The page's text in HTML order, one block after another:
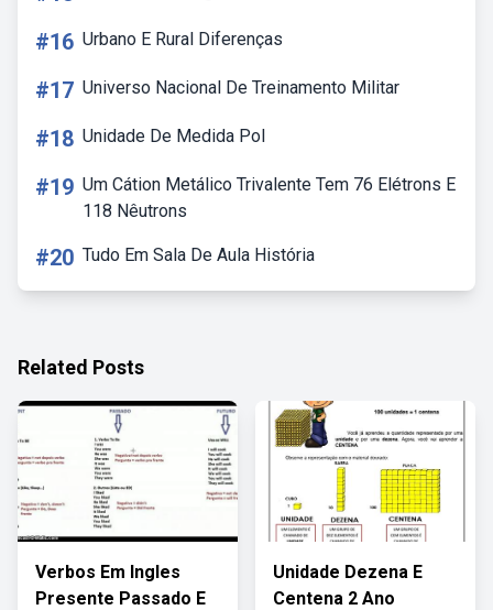
#16 Urbano E Rural Diferenças
#17 Universo Nacional De Treinamento Militar
#18 Unidade De Medida Pol
#19 Um Cátion Metálico Trivalente Tem 76 Elétrons E
118 Nêutrons
#20 Tudo Em Sala De Aula História
Related Posts
Verbos Em Ingles
Presente Passado E
Unidade Dezena E
Centena 2 Ano